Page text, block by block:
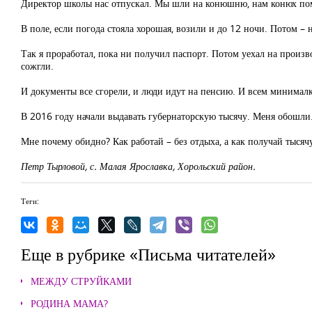
Директор школы нас отпускал. Мы шли на конюшню, нам конюх
В поле, если погода стояла хорошая, возили и до 12 ночи.
Так я проработал, пока ни получил паспорт. Потом уехал на
сожгли.
И документы все сгорели, и люди идут на пенсию. И всем
В 2016 году начали выдавать губернаторскую тысячу. Меня
Мне почему обидно? Как работай – без отдыха, а как получай
Петр Тырловой, с. Малая Ярославка, Хорольский район.
Теги:
Еще в рубрике «Письма читателей»
МЕЖДУ СТРУЙКАМИ
РОДИНА МАМА?